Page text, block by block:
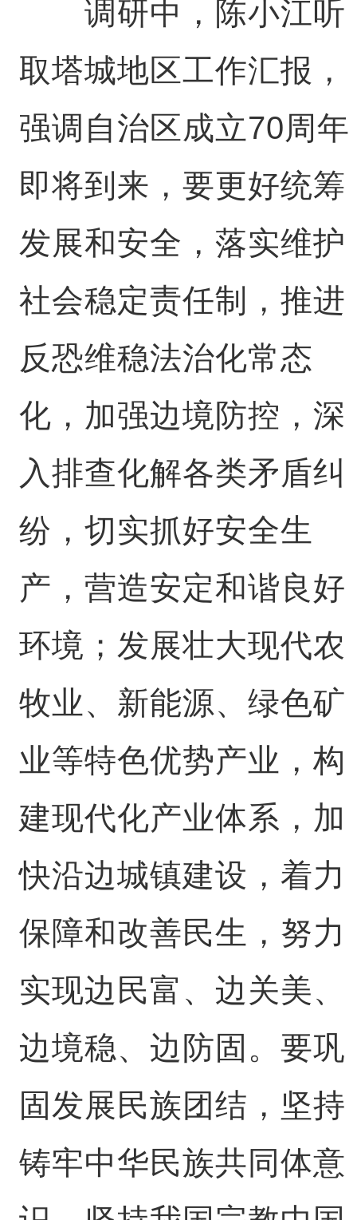
调研中，陈小江听
取塔城地区工作汇报，
强调自治区成立70周年
即将到来，要更好统筹
发展和安全，落实维护
社会稳定责任制，推进
反恐维稳法治化常态
化，加强边境防控，深
入排查化解各类矛盾纠
纷，切实抓好安全生
产，营造安定和谐良好
环境；发展壮大现代农
牧业、新能源、绿色矿
业等特色优势产业，构
建现代化产业体系，加
快沿边城镇建设，着力
保障和改善民生，努力
实现边民富、边关美、
边境稳、边防固。要巩
固发展民族团结，坚持
铸牢中华民族共同体意